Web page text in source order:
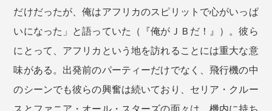
だけだったが、俺はアフリカのスピリットで心がいっぱ
いになった」と語っていた（『俺がＪＢだ！』）。彼ら
にとって、アフリカという地を訪れることには重大な意
味がある。出発前のパーティーだけでなく、飛行機の中
のシーンでも彼らの興奮は続いており、セリア・クルー